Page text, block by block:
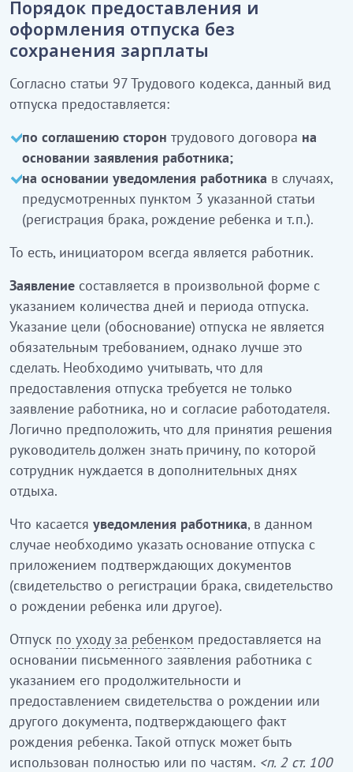
Порядок предоставления и
оформления отпуска без
сохранения зарплаты
Согласно статьи 97 Трудового кодекса, данный вид
отпуска предоставляется:
по соглашению сторон трудового договора на
основании заявления работника;
на основании уведомления работника в случаях,
предусмотренных пунктом 3 указанной статьи
(регистрация брака, рождение ребенка и т.п.).
То есть, инициатором всегда является работник.
Заявление составляется в произвольной форме с
указанием количества дней и периода отпуска.
Указание цели (обоснование) отпуска не является
обязательным требованием, однако лучше это
сделать. Необходимо учитывать, что для
предоставления отпуска требуется не только
заявление работника, но и согласие работодателя.
Логично предположить, что для принятия решения
руководитель должен знать причину, по которой
сотрудник нуждается в дополнительных днях
отдыха.
Что касается уведомления работника, в данном
случае необходимо указать основание отпуска с
приложением подтверждающих документов
(свидетельство о регистрации брака, свидетельство
о рождении ребенка или другое).
Отпуск по уходу за ребенком предоставляется на
основании письменного заявления работника с
указанием его продолжительности и
предоставлением свидетельства о рождении или
другого документа, подтверждающего факт
рождения ребенка. Такой отпуск может быть
использован полностью или по частям. <п. 2 ст. 100